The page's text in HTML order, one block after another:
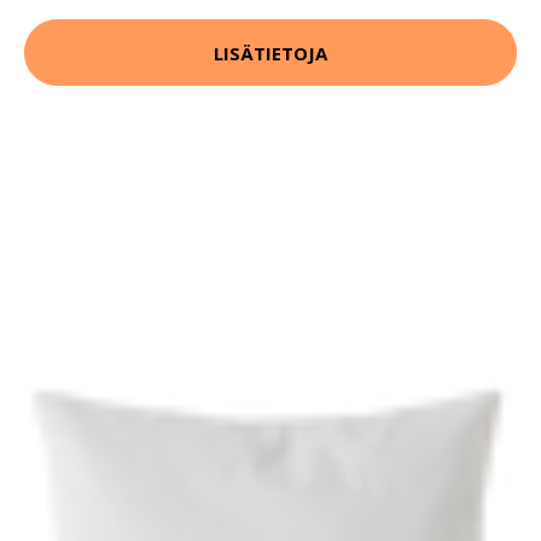
LISÄTIETOJA